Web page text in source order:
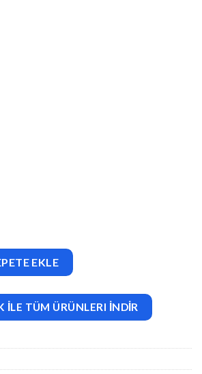
Event-Driven Emails v1.3.2 adet
EKLE
İLE TÜM ÜRÜNLERI İNDİR